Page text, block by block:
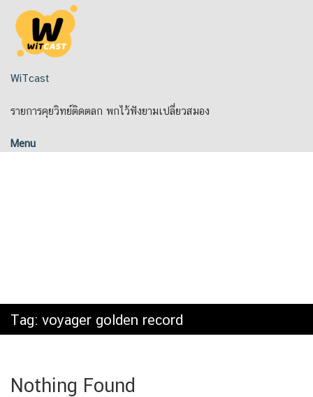
content
WiTcast
รายการคุยวิทย์ติดตลก พกไว้ฟังยามเปลี่ยวสมอง
Menu
Tag: voyager golden record
Nothing Found